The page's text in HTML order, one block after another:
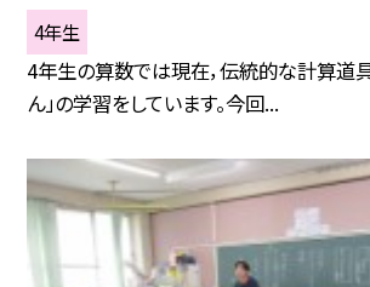
4年生
4年生の算数では現在，伝統的な計算道
ん」の学習をしています。今回...